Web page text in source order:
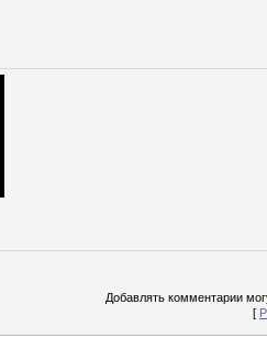
Добавлять комментарии
[